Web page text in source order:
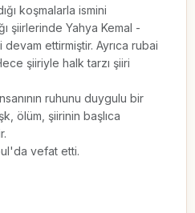
koşmalarla ismini
şiirlerinde Yahya Kemal -
devam ettirmiştir. Ayrıca rubai
şiiriyle halk tarzı şiiri
ruhunu duygulu bir
ölüm, şiirinin başlıca
vefat etti.